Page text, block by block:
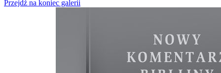
Przejdź na koniec galerii